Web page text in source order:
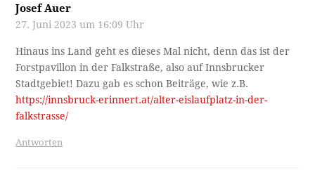
Josef Auer
27. Juni 2023 um 16:09 Uhr
Hinaus ins Land geht es dieses Mal nicht, denn das ist der
Forstpavillon in der Falkstraße, also auf Innsbrucker
Stadtgebiet! Dazu gab es schon Beiträge, wie z.B.
https://innsbruck-erinnert.at/alter-eislaufplatz-in-der-
falkstrasse/
Antworten